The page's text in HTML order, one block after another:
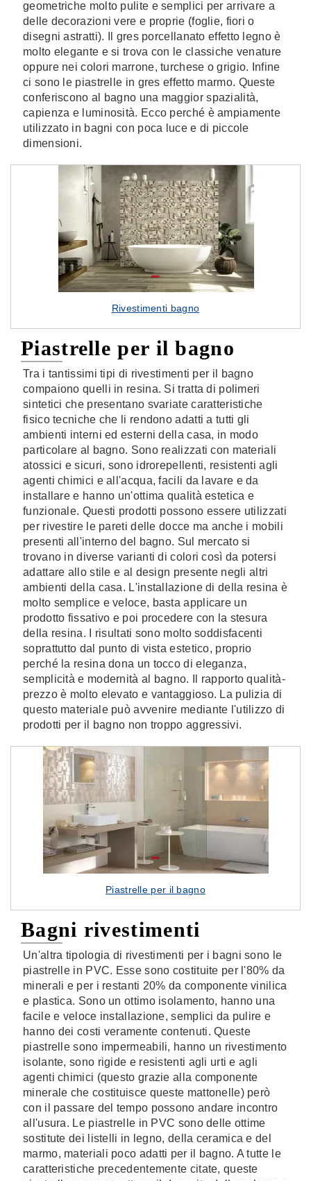
geometriche molto pulite e semplici per arrivare a
delle decorazioni vere e proprie (foglie, fiori o
disegni astratti). Il gres porcellanato effetto legno è
molto elegante e si trova con le classiche venature
oppure nei colori marrone, turchese o grigio. Infine
ci sono le piastrelle in gres effetto marmo. Queste
conferiscono al bagno una maggior spazialità,
capienza e luminosità. Ecco perché è ampiamente
utilizzato in bagni con poca luce e di piccole
dimensioni.
Rivestimenti bagno
Piastrelle per il bagno
Tra i tantissimi tipi di rivestimenti per il bagno
compaiono quelli in resina. Si tratta di polimeri
sintetici che presentano svariate caratteristiche
fisico tecniche che li rendono adatti a tutti gli
ambienti interni ed esterni della casa, in modo
particolare al bagno. Sono realizzati con materiali
atossici e sicuri, sono idrorepellenti, resistenti agli
agenti chimici e all'acqua, facili da lavare e da
installare e hanno un'ottima qualità estetica e
funzionale. Questi prodotti possono essere utilizzati
per rivestire le pareti delle docce ma anche i mobili
presenti all'interno del bagno. Sul mercato si
trovano in diverse varianti di colori così da potersi
adattare allo stile e al design presente negli altri
ambienti della casa. L'installazione di della resina è
molto semplice e veloce, basta applicare un
prodotto fissativo e poi procedere con la stesura
della resina. I risultati sono molto soddisfacenti
soprattutto dal punto di vista estetico, proprio
perché la resina dona un tocco di eleganza,
semplicità e modernità al bagno. Il rapporto qualità-
prezzo è molto elevato e vantaggioso. La pulizia di
questo materiale può avvenire mediante l'utilizzo di
prodotti per il bagno non troppo aggressivi.
Piastrelle per il bagno
Bagni rivestimenti
Un'altra tipologia di rivestimenti per i bagni sono le
piastrelle in PVC. Esse sono costituite per l'80% da
minerali e per i restanti 20% da componente vinilica
e plastica. Sono un ottimo isolamento, hanno una
facile e veloce installazione, semplici da pulire e
hanno dei costi veramente contenuti. Queste
piastrelle sono impermeabili, hanno un rivestimento
isolante, sono rigide e resistenti agli urti e agli
agenti chimici (questo grazie alla componente
minerale che costituisce queste mattonelle) però
con il passare del tempo possono andare incontro
all'usura. Le piastrelle in PVC sono delle ottime
sostitute dei listelli in legno, della ceramica e del
marmo, materiali poco adatti per il bagno. A tutte le
caratteristiche precedentemente citate, queste